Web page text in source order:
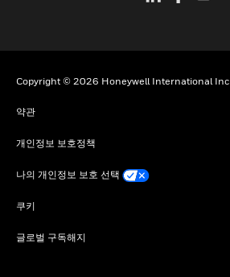
Copyright © 2026 Honeywell International Inc
약관
개인정보 보호정책
나의 개인정보 보호 선택
쿠키
글로벌 구독해지